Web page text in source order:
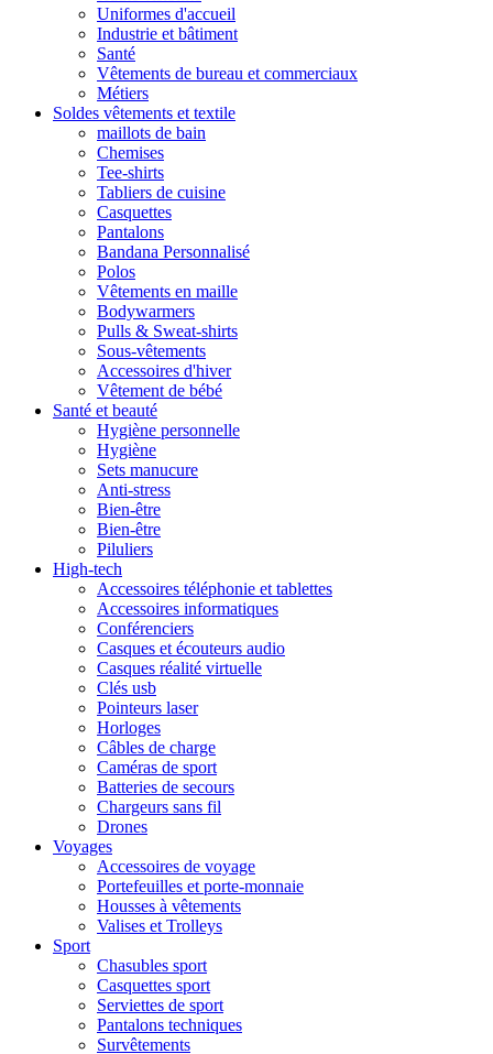
Uniformes d'accueil
Industrie et bâtiment
Santé
Vêtements de bureau et commerciaux
Métiers
Soldes vêtements et textile
maillots de bain
Chemises
Tee-shirts
Tabliers de cuisine
Casquettes
Pantalons
Bandana Personnalisé
Polos
Vêtements en maille
Bodywarmers
Pulls & Sweat-shirts
Sous-vêtements
Accessoires d'hiver
Vêtement de bébé
Santé et beauté
Hygiène personnelle
Hygiène
Sets manucure
Anti-stress
Bien-être
Bien-être
Piluliers
High-tech
Accessoires téléphonie et tablettes
Accessoires informatiques
Conférenciers
Casques et écouteurs audio
Casques réalité virtuelle
Clés usb
Pointeurs laser
Horloges
Câbles de charge
Caméras de sport
Batteries de secours
Chargeurs sans fil
Drones
Voyages
Accessoires de voyage
Portefeuilles et porte-monnaie
Housses à vêtements
Valises et Trolleys
Sport
Chasubles sport
Casquettes sport
Serviettes de sport
Pantalons techniques
Survêtements